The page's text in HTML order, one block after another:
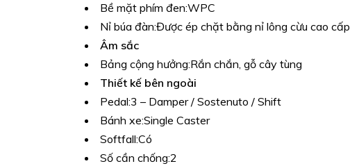
Bề mặt phím đen:WPC
Nỉ búa đàn:Được ép chặt bằng nỉ lông cừu cao cấp
Âm sắc
Bảng cộng hưởng:Rắn chắn, gỗ cây tùng
Thiết kế bên ngoài
Pedal:3 – Damper / Sostenuto / Shift
Bánh xe:Single Caster
Softfall:Có
Số cần chống:2